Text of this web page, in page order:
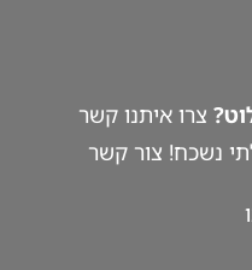
צרו איתנו קשר
נשכח! צור קשר